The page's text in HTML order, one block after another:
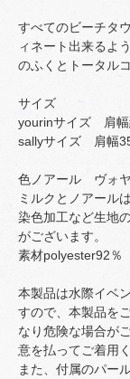
すべてのビーチタ
ィネート出来るよ
のふくとトータル
サイズ
yourinサイズ 肩幅
sallyサイズ 肩幅
色ノアール ヴォ
ミルクとノアール
染色加工など生地
がございます。
素材polyester92
本製品は水際イベ
すので、本製品を
なり危険な場合が
意を払ってご着用く
また、付属のパー